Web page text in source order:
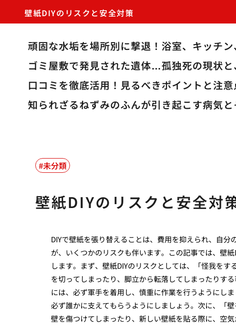
壁紙DIYのリスクと安全対策
頑固な水垢を場所別に撃退！浴室、キッチ
ゴミ屋敷で発見された遺体…孤独死の現状
口コミを徹底活用！見るべきポイントと注意
知られざるねずみのふんが引き起こす病気
未分類
壁紙DIYのリスクと安全対
DIYで壁紙を張り替えることは、費用を抑えられ、自
が、いくつかのリスクも伴います。この記事では、壁
します。まず、壁紙DIYのリスクとしては、「怪我を
を切ってしまったり、脚立から転落してしまったりす
には、必ず軍手を着用し、慎重に作業を行うようにし
必ず誰かに支えてもらうようにしましょう。次に、「
壁を傷つけてしまったり、新しい壁紙を貼る際に、空